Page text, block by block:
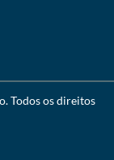
. Todos os direitos